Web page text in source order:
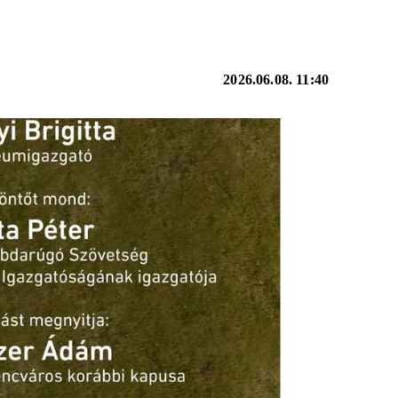
2026.06.08. 11:40